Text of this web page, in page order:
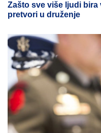
Zašto sve više ljudi
pretvori u druženje